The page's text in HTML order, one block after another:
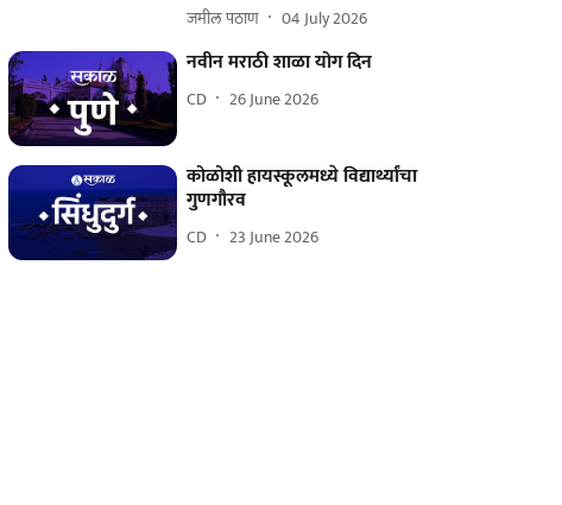
जमील पठाण 04 July 2026
नवीन मराठी शाळा योग दिन
CD 26 June 2026
कोळोशी हायस्कूलमध्ये विद्यार्थ्यांचा
गुणगौरव
CD 23 June 2026